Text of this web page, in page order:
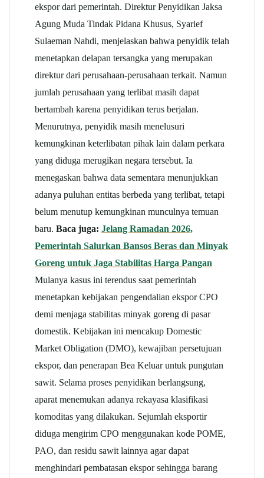
ekspor dari pemerintah. Direktur Penyidikan Jaksa
Agung Muda Tindak Pidana Khusus, Syarief
Sulaeman Nahdi, menjelaskan bahwa penyidik telah
menetapkan delapan tersangka yang merupakan
direktur dari perusahaan-perusahaan terkait. Namun
jumlah perusahaan yang terlibat masih dapat
bertambah karena penyidikan terus berjalan.
Menurutnya, penyidik masih menelusuri
kemungkinan keterlibatan pihak lain dalam perkara
yang diduga merugikan negara tersebut. Ia
menegaskan bahwa data sementara menunjukkan
adanya puluhan entitas berbeda yang terlibat, tetapi
belum menutup kemungkinan munculnya temuan
baru. Baca juga: Jelang Ramadan 2026,
Pemerintah Salurkan Bansos Beras dan Minyak
Goreng untuk Jaga Stabilitas Harga Pangan
Mulanya kasus ini terendus saat pemerintah
menetapkan kebijakan pengendalian ekspor CPO
demi menjaga stabilitas minyak goreng di pasar
domestik. Kebijakan ini mencakup Domestic
Market Obligation (DMO), kewajiban persetujuan
ekspor, dan penerapan Bea Keluar untuk pungutan
sawit. Selama proses penyidikan berlangsung,
aparat menemukan adanya rekayasa klasifikasi
komoditas yang dilakukan. Sejumlah eksportir
diduga mengirim CPO menggunakan kode POME,
PAO, dan residu sawit lainnya agar dapat
menghindari pembatasan ekspor sehingga barang